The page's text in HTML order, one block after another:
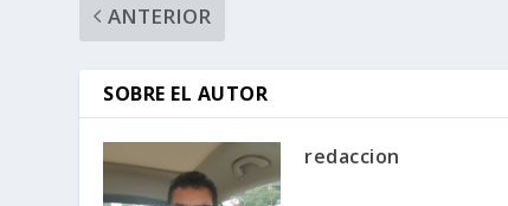
ANTERIOR
SOBRE EL AUTOR
redaccion